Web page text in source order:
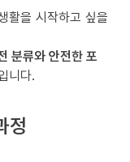
활을 시작하고 싶을
분류와 안전한 포
니다.
정